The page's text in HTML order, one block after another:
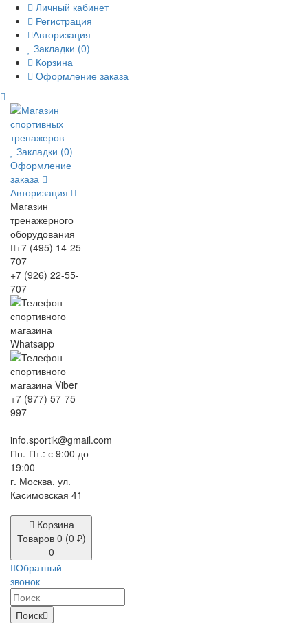
Личный кабинет
Регистрация
Авторизация
Закладки (0)
Корзина
Оформление заказа
Закладки (0)
Оформление
заказа
Авторизация
Магазин
тренажерного
оборудования
+7 (495) 14-25-
707
+7 (926) 22-55-
707
+7 (977) 57-75-
997
info.sportik@gmail.com
Пн.-Пт.: с 9:00 до
19:00
г. Москва, ул.
Касимовская 41
Корзина
Товаров 0 (0 ₽)
0
Обратный
звонок
Поиск